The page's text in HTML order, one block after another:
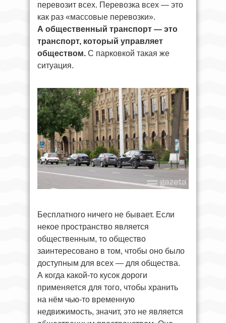
перевозит всех. Перевозка всех — это
как раз «массовые перевозки».
А общественный транспорт — это
транспорт, который управляет
обществом. С парковкой такая же
ситуация.
Бесплатного ничего не бывает. Если
некое пространство является
общественным, то общество
заинтересовано в том, чтобы оно было
доступным для всех — для общества.
А когда какой-то кусок дороги
применяется для того, чтобы хранить
на нём чью-то временную
недвижимость, значит, это не является